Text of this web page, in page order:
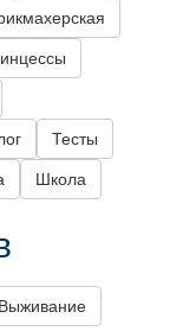
Тесты
Школа
Выживание